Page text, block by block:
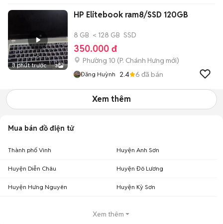
3 phút trước 3
HP Elitebook ram8/SSD 120GB
8 GB < 128 GB SSD
350.000 đ
Phường 10 (P. Chánh Hưng mới)
Đăng Huỳnh 2.4 6 đã bán
Xem thêm
Mua bán đồ điện tử
Thành phố Vinh Huyện Anh Sơn
Huyện Diễn Châu Huyện Đô Lương
Huyện Hưng Nguyên Huyện Kỳ Sơn
Xem thêm